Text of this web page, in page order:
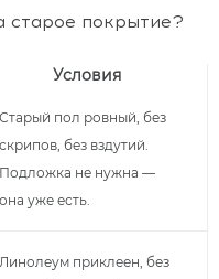
старое покрытие?
Условия
Старый пол ровный, без
скрипов, без вздутий.
Подложка не нужна —
она уже есть.
Линолеум приклеен, без